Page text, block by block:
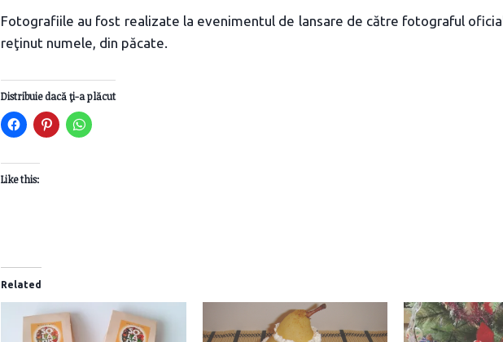
Fotografiile au fost realizate la evenimentul de lansare de către fotograful
reţinut numele, din păcate.
Distribuie dacă ţi-a plăcut
Like this:
Related